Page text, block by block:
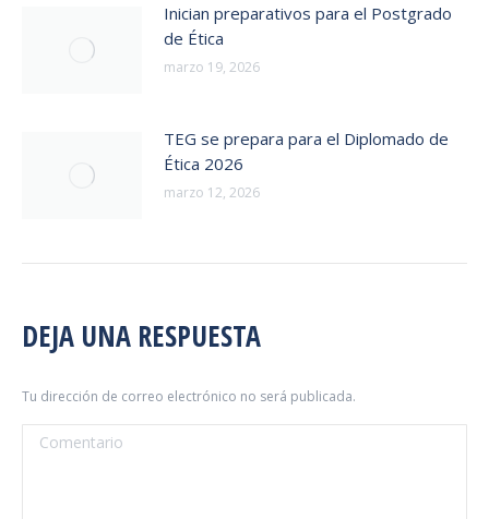
Inician preparativos para el Postgrado
de Ética
marzo 19, 2026
TEG se prepara para el Diplomado de
Ética 2026
marzo 12, 2026
DEJA UNA RESPUESTA
Tu dirección de correo electrónico no será publicada.
Comentario